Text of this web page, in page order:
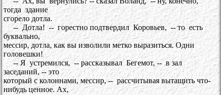
тогда здание
сгорело дотла.
-- Дотла! -- горестно подтвердил Коровьев, -- то есть
буквально,
мессир, дотла, как вы изволили метко выразиться. Одни
головешки!
-- Я устремился, -- рассказывал Бегемот, -- в зал
заседаний, -- это
который с колоннами, мессир, -- рассчитывая вытащить что-
нибудь ценное. Ах,